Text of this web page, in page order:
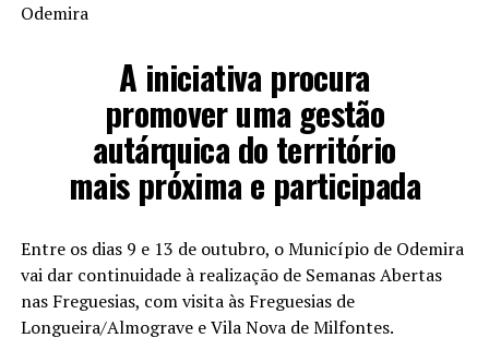
Odemira
A iniciativa procura
promover uma gestão
autárquica do território
mais próxima e participada
Entre os dias 9 e 13 de outubro, o Município de Odemira
vai dar continuidade à realização de Semanas Abertas
nas Freguesias, com visita às Freguesias de
Longueira/Almograve e Vila Nova de Milfontes.